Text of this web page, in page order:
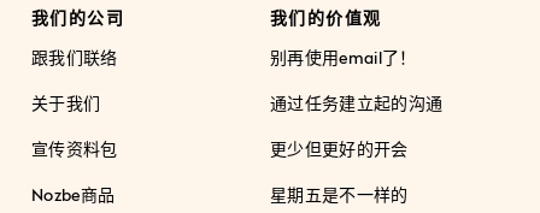
我们的公司
跟我们联络
关于我们
宣传资料包
Nozbe商品
我们的价值观
别再使用email了！
通过任务建立起的沟通
更少但更好的开会
星期五是不一样的